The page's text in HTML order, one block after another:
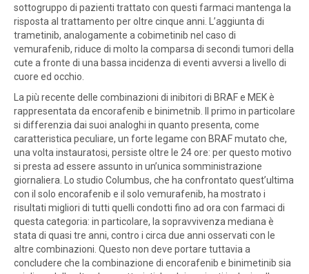
sottogruppo di pazienti trattato con questi farmaci mantenga la
risposta al trattamento per oltre cinque anni. L’aggiunta di
trametinib, analogamente a cobimetinib nel caso di
vemurafenib, riduce di molto la comparsa di secondi tumori della
cute a fronte di una bassa incidenza di eventi avversi a livello di
cuore ed occhio.
La più recente delle combinazioni di inibitori di BRAF e MEK è
rappresentata da encorafenib e binimetnib. Il primo in particolare
si differenzia dai suoi analoghi in quanto presenta, come
caratteristica peculiare, un forte legame con BRAF mutato che,
una volta instauratosi, persiste oltre le 24 ore: per questo motivo
si presta ad essere assunto in un’unica somministrazione
giornaliera. Lo studio Columbus, che ha confrontato quest’ultima
con il solo encorafenib e il solo vemurafenib, ha mostrato i
risultati migliori di tutti quelli condotti fino ad ora con farmaci di
questa categoria: in particolare, la sopravvivenza mediana è
stata di quasi tre anni, contro i circa due anni osservati con le
altre combinazioni. Questo non deve portare tuttavia a
concludere che la combinazione di encorafenib e binimetinib sia